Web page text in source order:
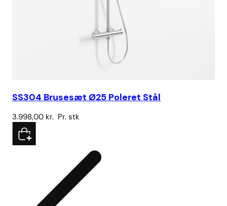
SS304 Brusesæt Ø25 Poleret Stål
3.998,00 kr. Pr. stk